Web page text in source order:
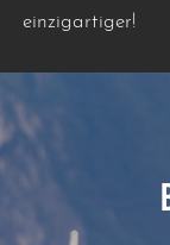
einzigartiger!